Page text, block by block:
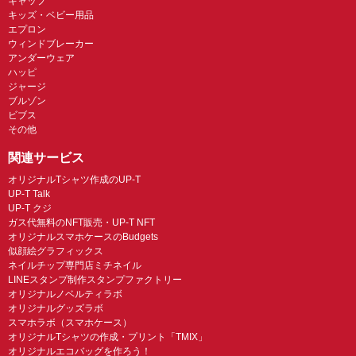
キッズ・ベビー用品
エプロン
ウィンドブレーカー
アンダーウェア
ハッピ
ジャージ
ブルゾン
ビブス
その他
関連サービス
オリジナルTシャツ作成のUP-T
UP-T Talk
UP-T クジ
ガス代無料のNFT販売・UP-T NFT
オリジナルスマホケースのBudgets
似顔絵グラフィックス
ネイルチップ専門店ミチネイル
LINEスタンプ制作スタンプファクトリー
オリジナルノベルティラボ
オリジナルグッズラボ
スマホラボ（スマホケース）
オリジナルTシャツの作成・プリント「TMIX」
オリジナルエコバッグを作ろう！